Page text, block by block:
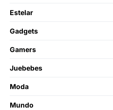
Estelar
Gadgets
Gamers
Juebebes
Moda
Mundo